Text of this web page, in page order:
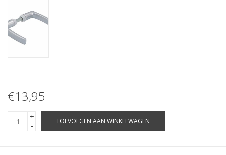
€13,95
+
-
TOEVOEGEN AAN WINKELWAGEN